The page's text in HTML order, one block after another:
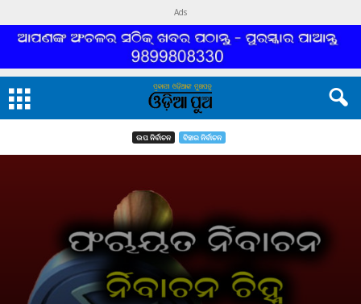
Ads
ଉପ ନିର୍ବାଚନ ବିହାର ନିର୍ବାଚନ